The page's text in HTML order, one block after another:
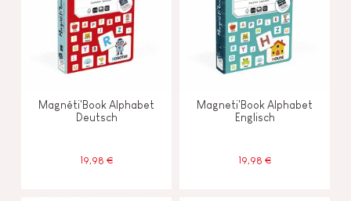
Magnéti'Book Alphabet
Deutsch
19,98 €
Magneti'Book Alphabet
Englisch
19,98 €